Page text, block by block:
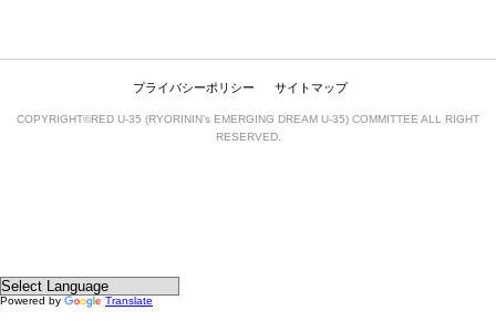
プライバシーポリシー サイトマップ
COPYRIGHT©RED U-35 (RYORININ’s EMERGING DREAM U-35) COMMITTEE ALL RIGHT
RESERVED.
Powered by Translate